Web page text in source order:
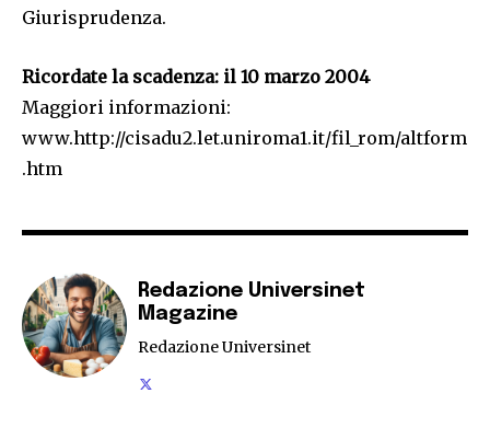
Giurisprudenza.
Ricordate la scadenza: il 10 marzo 2004
Maggiori informazioni:
www.http://cisadu2.let.uniroma1.it/fil_rom/altform
.htm
Redazione Universinet
Magazine
Redazione Universinet